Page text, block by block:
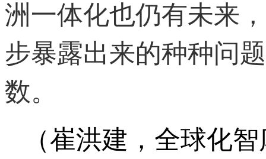
洲一体化也仍有未来
步暴露出来的种种问
数。
（崔洪建，全球化